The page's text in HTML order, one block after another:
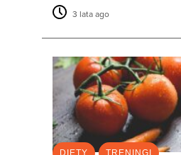
3 lata ago
DIETY TRENINGI